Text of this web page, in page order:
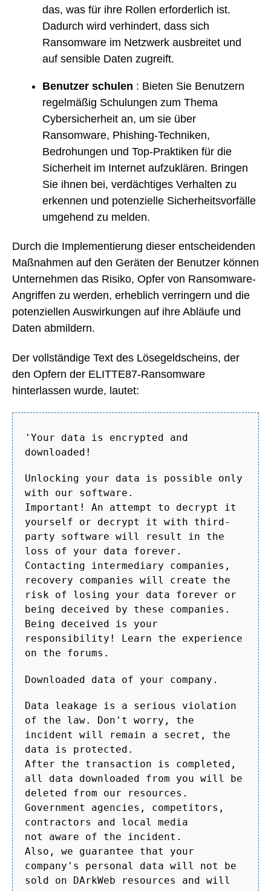
das, was für ihre Rollen erforderlich ist.
Dadurch wird verhindert, dass sich
Ransomware im Netzwerk ausbreitet und
auf sensible Daten zugreift.
Benutzer schulen : Bieten Sie Benutzern
regelmäßig Schulungen zum Thema
Cybersicherheit an, um sie über
Ransomware, Phishing-Techniken,
Bedrohungen und Top-Praktiken für die
Sicherheit im Internet aufzuklären. Bringen
Sie ihnen bei, verdächtiges Verhalten zu
erkennen und potenzielle Sicherheitsvorfälle
umgehend zu melden.
Durch die Implementierung dieser entscheidenden
Maßnahmen auf den Geräten der Benutzer können
Unternehmen das Risiko, Opfer von Ransomware-
Angriffen zu werden, erheblich verringern und die
potenziellen Auswirkungen auf ihre Abläufe und
Daten abmildern.
Der vollständige Text des Lösegeldscheins, der
den Opfern der ELITTE87-Ransomware
hinterlassen wurde, lautet:
'Your data is encrypted and
downloaded!
Unlocking your data is possible only
with our software.
Important! An attempt to decrypt it
yourself or decrypt it with third-
party software will result in the
loss of your data forever.
Contacting intermediary companies,
recovery companies will create the
risk of losing your data forever or
being deceived by these companies.
Being deceived is your
responsibility! Learn the experience
on the forums.
Downloaded data of your company.
Data leakage is a serious violation
of the law. Don't worry, the
incident will remain a secret, the
data is protected.
After the transaction is completed,
all data downloaded from you will be
deleted from our resources.
Government agencies, competitors,
contractors and local media
not aware of the incident.
Also, we guarantee that your
company's personal data will not be
sold on DArkWeb resources and will